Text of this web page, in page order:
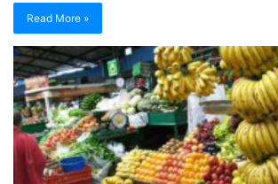
Read More »